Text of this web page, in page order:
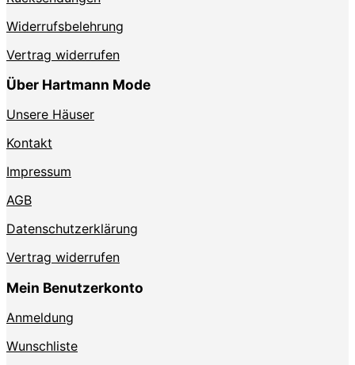
Widerrufsbelehrung
Vertrag widerrufen
Über Hartmann Mode
Unsere Häuser
Kontakt
Impressum
AGB
Datenschutzerklärung
Vertrag widerrufen
Mein Benutzerkonto
Anmeldung
Wunschliste